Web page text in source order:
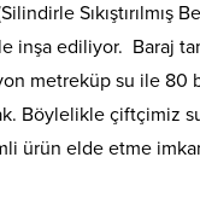
Sıkıştırılmış
inşa ediliyor. Baraj
metreküp su ile 80
Böylelikle çiftçimiz
ürün elde etme